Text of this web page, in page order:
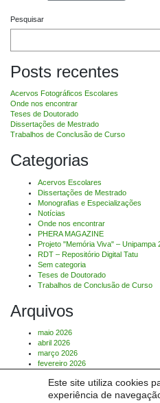
Este site utiliza cookies
experiência de
Pesquisar
Posts recentes
Acervos Fotográficos Escolares
Onde nos encontrar
Teses de Doutorado
Dissertações de Mestrado
Trabalhos de Conclusão de Curso
Categorias
Acervos Escolares
Dissertações de Mestrado
Monografias e Especializações
Notícias
Onde nos encontrar
PHERA MAGAZINE
Projeto "Memória Viva" – Unipampa
RDT – Repositório Digital Tatu
Sem categoria
Teses de Doutorado
Trabalhos de Conclusão de Curso
Arquivos
maio 2026
abril 2026
março 2026
fevereiro 2026
Comentários